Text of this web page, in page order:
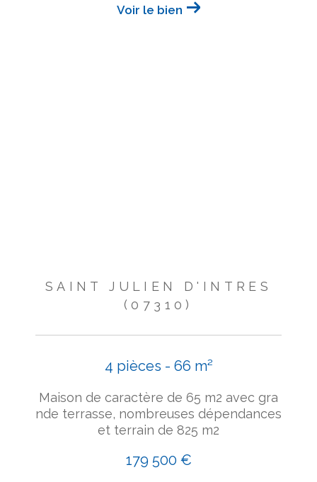
Voir le bien
SAINT JULIEN D'INTRES
(07310)
4 pièces - 66 m²
Maison de caractère de 65 m2 avec gra
nde terrasse, nombreuses dépendances
et terrain de 825 m2
179 500 €